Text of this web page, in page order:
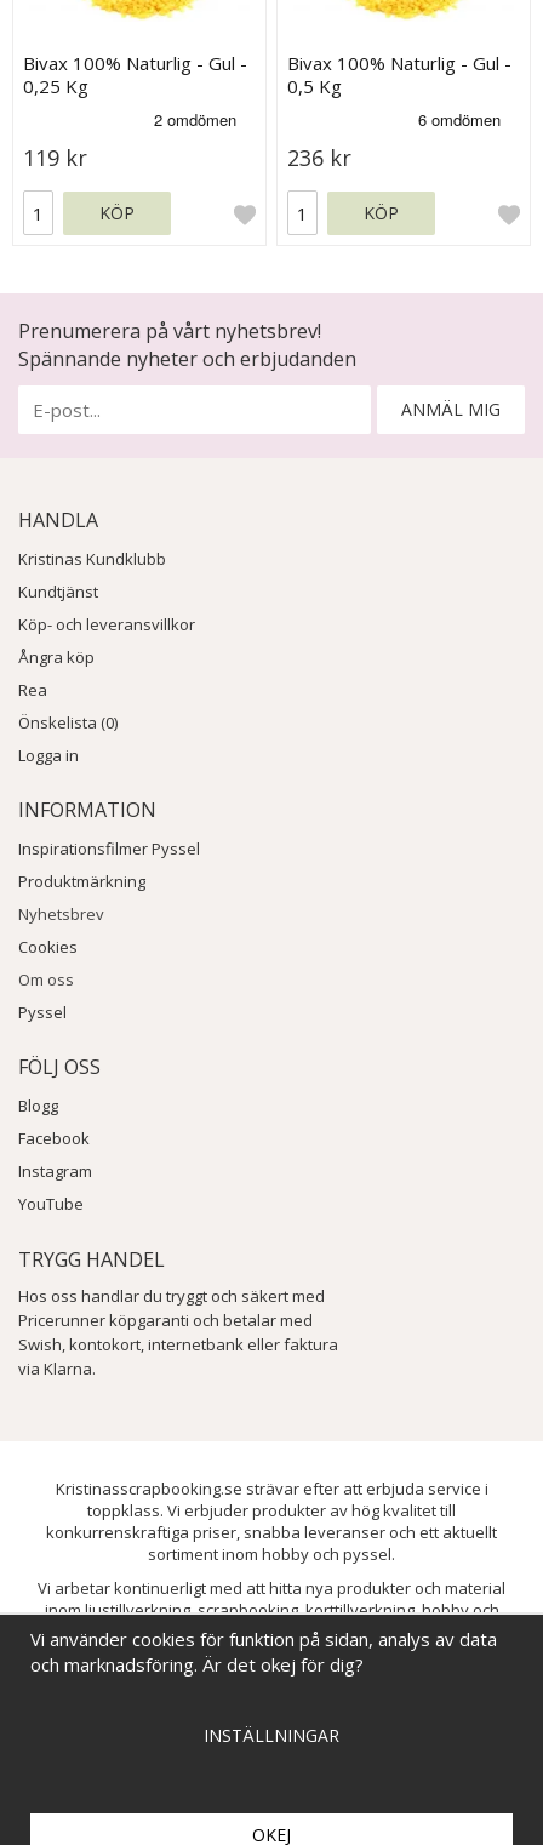
Bivax 100% Naturlig - Gul -
0,25 Kg
119 kr
KÖP
Bivax 100% Naturlig - Gul -
0,5 Kg
236 kr
KÖP
Prenumerera på vårt nyhetsbrev!
Spännande nyheter och erbjudanden
ANMÄL MIG
HANDLA
Kristinas Kundklubb
Kundtjänst
Köp- och leveransvillkor
Ångra köp
Rea
Önskelista (0)
Logga in
INFORMATION
Inspirationsfilmer Pyssel
Produktmärkning
Nyhetsbrev
Cookies
Om oss
Pyssel
FÖLJ OSS
Blogg
Facebook
Instagram
YouTube
TRYGG HANDEL
Hos oss handlar du tryggt och säkert med
Pricerunner köpgaranti och betalar med
Swish, kontokort, internetbank eller faktura
via Klarna.
Kristinasscrapbooking.se strävar efter att erbjuda service i
toppklass. Vi erbjuder produkter av hög kvalitet till
konkurrenskraftiga priser, snabba leveranser och ett aktuellt
sortiment inom hobby och pyssel.
Vi arbetar kontinuerligt med att hitta nya produkter och material
inom ljustillverkning, scrapbooking, korttillverkning, hobby och
pyssel. Målet är att bredda sortimentet och löpande förbättra och
utveckla vårt utbud, så att du alltid kan hitta det du behöver hos oss.
Vi använder cookies för funktion på sidan, analys av data
och marknadsföring. Är det okej för dig?
INSTÄLLNINGAR
OKEJ